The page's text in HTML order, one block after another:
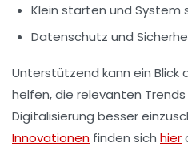
Klein starten und System
Datenschutz und
Unterstützend kann ein Blick
helfen, die relevanten
Digitalisierung besser
Innovationen finden sich hier